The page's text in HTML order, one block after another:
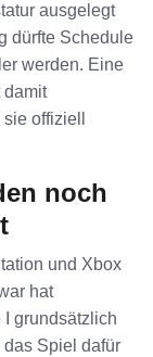
ausgelegt
dürfte Schedule
werden. Eine
damit
offiziell
noch
und Xbox
hat
I grundsätzlich
Spiel dafür